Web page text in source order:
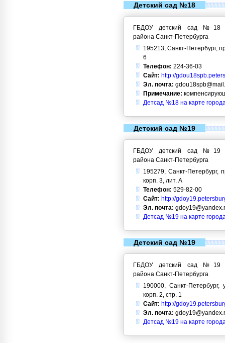
Детский сад №18
ГБДОУ детский сад №18
района Санкт-Петербурга
195213, Санкт-Петербург,
6
Телефон: 224-36-03
Сайт: http://
Эл. почта:
Примечание:
Детсад №18 на карте
Детский сад №19
ГБДОУ детский сад №19
района Санкт-Петербурга
195279, Санкт-Петербург,
корп. 3, лит. А
Телефон: 529-82-00
Сайт: http://
Эл. почта:
Детсад №19 на карте
Детский сад №19
ГБДОУ детский сад №19
района Санкт-Петербурга
190000, Санкт-
корп. 2, стр. 1
Сайт: http://
Эл. почта:
Детсад №19 на карте